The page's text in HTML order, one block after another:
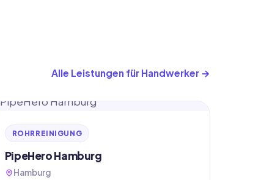
Alle Leistungen für Handwerker
ROHRREINIGUNG
PipeHero Hamburg
Hamburg